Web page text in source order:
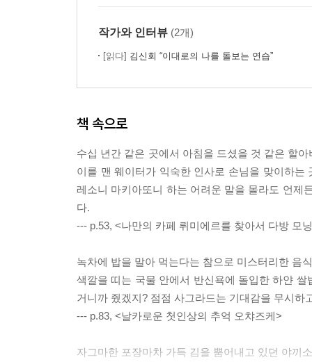
반성의 식탁 -함바가
위험한 독신녀 -카레라이스
◎ 싱글의 소박한 도쿄나들이 <새벽 수산시장 가는
#5_도쿄의 어떤 면(麵)이 좋아?
그날 밤은 지진이었나? -키츠네소바
도쿄에서 설렁탕 먹기 -돈코츠라멘
어느 외국인 노동자의 한 끼 -멘타이코 스파게티
고마운 종이 앞치마 -카레우동
저, 바보 아니거든요? -쯔께멘
[Tokyo Sweets 05] 도쿄 베스트셀러 <푸딩>
아줌마, 잘못했어요 -몬쟈야끼
작가와 인터뷰 (2개)
[읽다] 김신회 “이대로의 나를 돌보는 연습”
책 속으로
수십 년간 같은 곳에서 아침을 드셨을 것 같은 할
이를 맨 웨이터가 익숙한 인사로 손님을 맞이하
레소니 마키아또니 하는 어려운 말을 몰라도 언제
다.
--- p.53, <나만의 카페 뤼미에르를 찾아서 다방 모
녹차에 밥을 말아 먹는다는 참으로 미스터리한 음
색깔을 띠는 국물 안에서 반신욕에 돌입한 하얀
거니까 줬겠지? 점점 사그라드는 기대감을 무시하
--- p.83, <날카로운 첫인상의 추억 오챠즈케>
자그마한 포장마차 가득 김을 뿜어내고 있던 야끼